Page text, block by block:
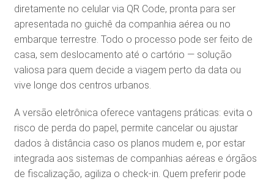
diretamente no celular via QR Code, pronta para ser
apresentada no guichê da companhia aérea ou no
embarque terrestre. Todo o processo pode ser feito de
casa, sem deslocamento até o cartório — solução
valiosa para quem decide a viagem perto da data ou
vive longe dos centros urbanos.
A versão eletrônica oferece vantagens práticas: evita o
risco de perda do papel, permite cancelar ou ajustar
dados à distância caso os planos mudem e, por estar
integrada aos sistemas de companhias aéreas e órgãos
de fiscalização, agiliza o check-in. Quem preferir pode